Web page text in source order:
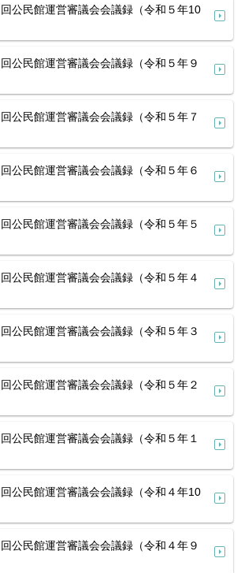
公民館運営審議会会議録（令和５年10
公民館運営審議会会議録（令和５年９
公民館運営審議会会議録（令和５年７
公民館運営審議会会議録（令和５年６
公民館運営審議会会議録（令和５年５
公民館運営審議会会議録（令和５年４
公民館運営審議会会議録（令和５年３
公民館運営審議会会議録（令和５年２
公民館運営審議会会議録（令和５年１
公民館運営審議会会議録（令和４年10
公民館運営審議会会議録（令和４年９